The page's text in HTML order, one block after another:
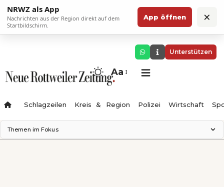
NRWZ als App
Nachrichten aus der Region direkt auf dem
Startbildschirm.
App öffnen ×
Unterstützen
Aa
Schlagzeilen Kreis & Region Polizei Wirtschaft
Themen im Fokus